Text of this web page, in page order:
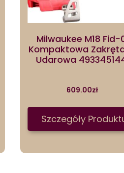
Milwaukee M18 Fid-
Kompaktowa
Udarowa
609.00zł
Szczegóły